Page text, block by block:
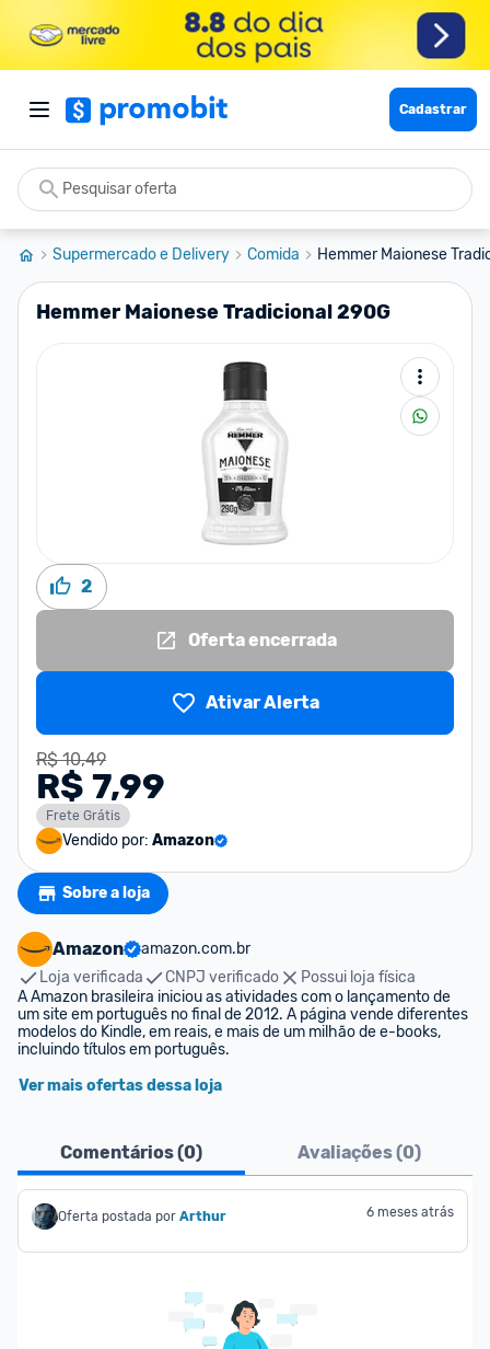
Cadastrar
Supermercado e Delivery Comida Hemmer Maionese
Hemmer Maionese Tradicional 290G
2
Oferta encerrada
Ativar Alerta
R$ 10,49
R$ 7,99
Frete Grátis
Vendido por: Amazon
Sobre a loja
Amazon
amazon.com.br
Loja verificada
CNPJ verificado
Possui loja física
A Amazon brasileira iniciou as atividades com o lançamento de
um site em português no final de 2012. A página vende diferentes
modelos do Kindle, em reais, e mais de um milhão de e-books,
incluindo títulos em português.
Ver mais ofertas dessa loja
Comentários (0) Avaliações (0)
Oferta postada por Arthur 6 meses atrás